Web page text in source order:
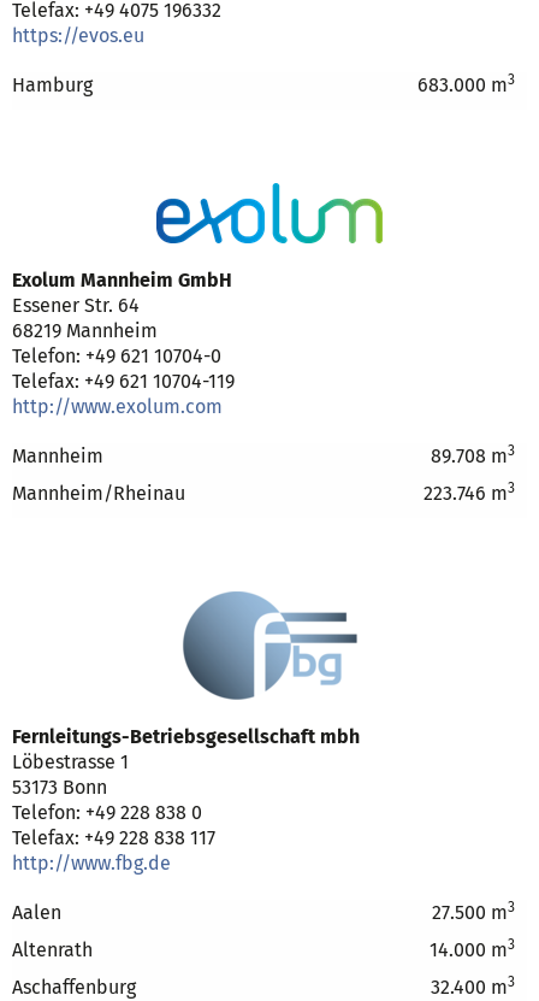
Telefax: +49 4075 196332
https://evos.eu
Hamburg 683.000 m3
Exolum Mannheim GmbH
Essener Str. 64
68219 Mannheim
Telefon: +49 621 10704-0
Telefax: +49 621 10704-119
http://www.exolum.com
Mannheim 89.708 m3
Mannheim/Rheinau 223.746 m3
Fernleitungs-Betriebsgesellschaft mbh
Löbestrasse 1
53173 Bonn
Telefon: +49 228 838 0
Telefax: +49 228 838 117
http://www.fbg.de
Aalen 27.500 m3
Altenrath 14.000 m3
Aschaffenburg 32.400 m3